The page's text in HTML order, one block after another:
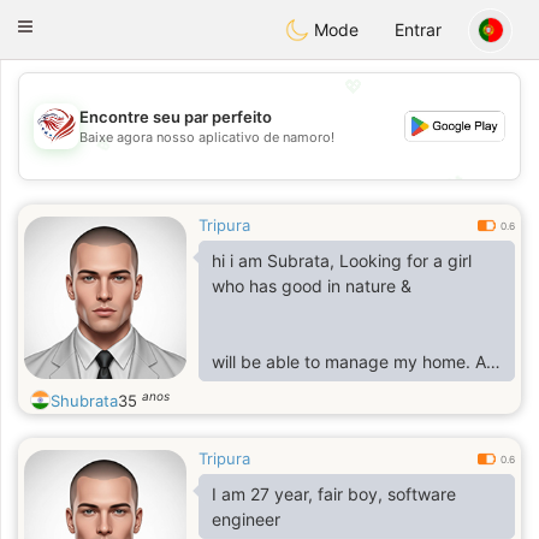
Dating
Toggle
Mode Entrar
💖
💕
Encontre seu par perfeito
Baixe agora nosso aplicativo de namoro!
Tripura 0.6
hi i am Subrata, Looking for a girl
who has good in nature &
will be able to manage my home. A
girl who has a flexible attitude &
capable of managing her aspirations
as per the situation. My life partner
should be caring &
Shubrata35 anos
Tripura 0.6
I am 27 year, fair boy, software
engineer